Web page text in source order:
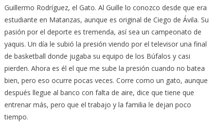
Guillermo Rodríguez, el Gato. Al Guille lo conozco desde que era
estudiante en Matanzas, aunque es original de Ciego de Ávila. Su
pasión por el deporte es tremenda, así sea un campeonato de
yaquis. Un día le subió la presión viendo por el televisor una final
de basketball donde jugaba su equipo de los Búfalos y casi
pierden. Ahora es él el que me sube la presión cuando no batea
bien, pero eso ocurre pocas veces. Corre como un gato, aunque
después llegue al banco con falta de aire, dice que tiene que
entrenar más, pero que el trabajo y la familia le dejan poco
tiempo.